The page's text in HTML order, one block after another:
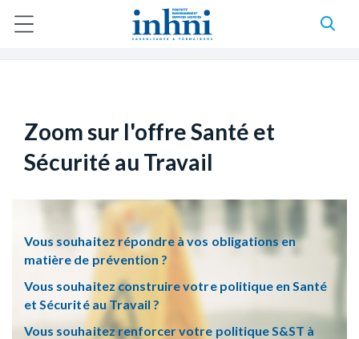
d
A
n
e
Accueil Zoom sur l'offre Santé et Sécurité au Travail
Zoom sur l'offre Santé et
Sécurité au Travail
Vous souhaitez répondre à vos obligations en
matière de prévention ?
Vous souhaitez construire votre politique en Santé
et Sécurité au Travail ?
Vous souhaitez renforcer votre politique S&ST à